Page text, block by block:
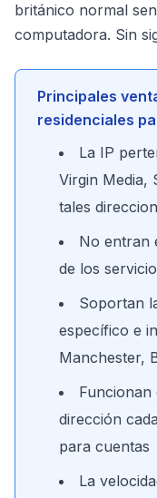
británico normal
computadora. Sin
Principales
residenciales
La IP
Virgin Media,
tales
No entran
de los
Soportan
específico e
Manchester,
dirección
para cuentas
La